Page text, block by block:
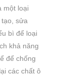
một loại
sửa
bì để loại
khả năng
để chống
các chất ô